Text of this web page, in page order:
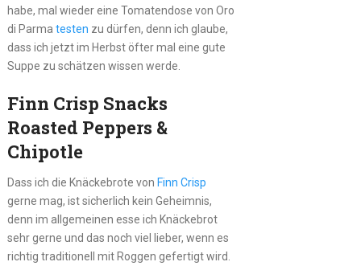
habe, mal wieder eine Tomatendose von Oro
di Parma testen zu dürfen, denn ich glaube,
dass ich jetzt im Herbst öfter mal eine gute
Suppe zu schätzen wissen werde.
Finn Crisp Snacks
Roasted Peppers &
Chipotle
Dass ich die Knäckebrote von Finn Crisp
gerne mag, ist sicherlich kein Geheimnis,
denn im allgemeinen esse ich Knäckebrot
sehr gerne und das noch viel lieber, wenn es
richtig traditionell mit Roggen gefertigt wird.